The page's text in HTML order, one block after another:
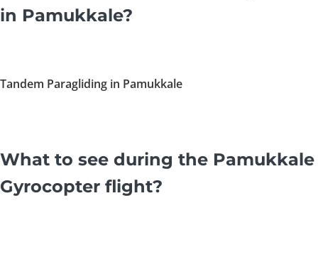
in Pamukkale?
Tandem Paragliding in Pamukkale
What to see during the Pamukkale
Gyrocopter flight?